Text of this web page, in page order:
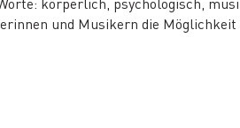
und Musikern die